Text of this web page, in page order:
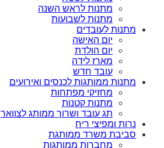
מתנות לראש השנה
מתנות לשבועות
מתנות לעובדים
יום האישה
יום הולדת
מארז לידה
עובד חדש
מתנות ממותגות לכנסים ואירועים
מחזיקי מפתחות
מתנות קטנות
תג עובד ושרוך ממותג לצוואר
נרות ומפיצי ריח
סביבת משרד ממותגת
מחברות ממותגות